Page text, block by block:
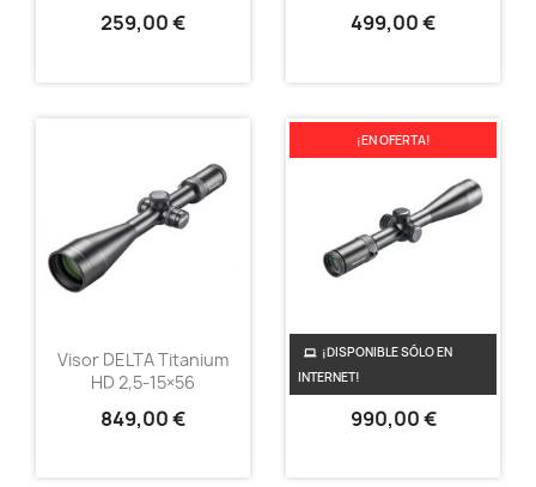
259,00 € 499,00 €
Visor DELTA Titanium
HD 2,5-15×56
849,00 €
Visor DELTA Titanium
HD SF 4-24x50 HD
990,00 €
¡DISPONIBLE SÓLO EN
INTERNET!
¡EN OFERTA!